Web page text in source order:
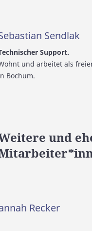
Sendlak
Support.
und arbeitet als
Bochum.
und
Recker